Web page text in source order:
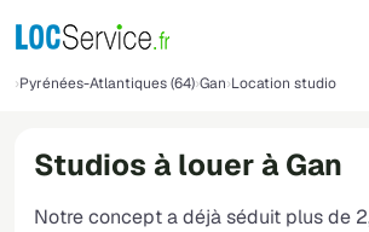
Pyrénées-Atlantiques (64) Gan Location studio
Studios à louer à Gan
Notre concept a déjà séduit plus de